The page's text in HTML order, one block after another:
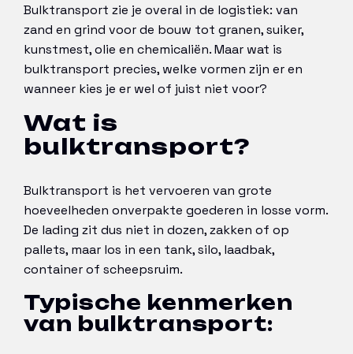
Bulktransport zie je overal in de logistiek: van
zand en grind voor de bouw tot granen, suiker,
kunstmest, olie en chemicaliën. Maar wat is
bulktransport precies, welke vormen zijn er en
wanneer kies je er wel of juist niet voor?
Wat is
bulktransport?
Bulktransport is het vervoeren van grote
hoeveelheden onverpakte goederen in losse vorm.
De lading zit dus niet in dozen, zakken of op
pallets, maar los in een tank, silo, laadbak,
container of scheepsruim.
Typische kenmerken
van bulktransport: